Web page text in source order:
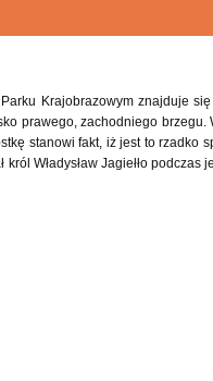
Krajobrazowym znajduje się
prawego, zachodniego brzegu.
stanowi fakt, iż jest to rzadko
Władysław Jagiełło podczas